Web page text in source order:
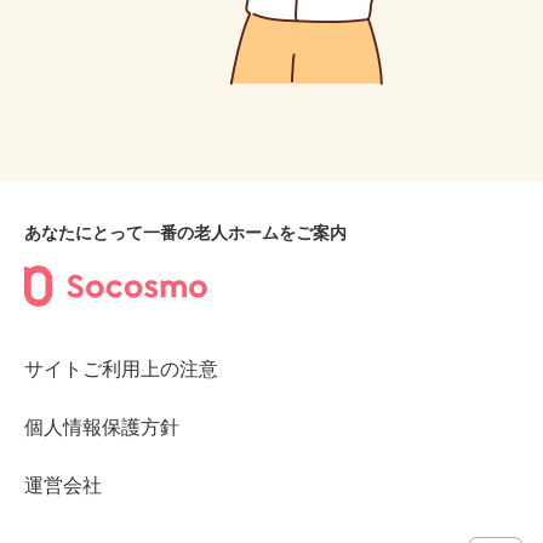
あなたにとって一番の老人ホームをご案内
サイトご利用上の注意
個人情報保護方針
運営会社